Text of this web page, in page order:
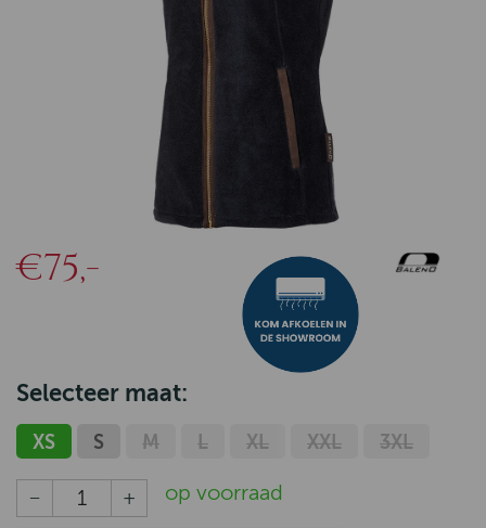
€75,-
Selecteer maat:
XS S M L XL XXL 3XL
op voorraad